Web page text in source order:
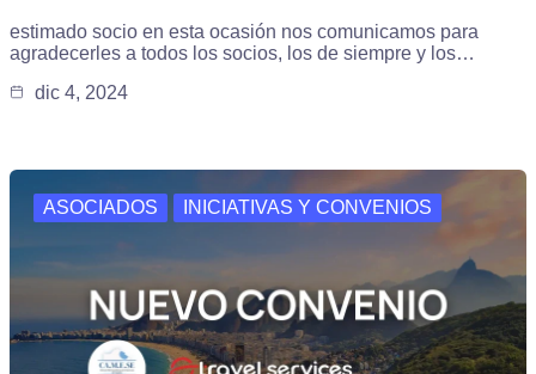
estimado socio en esta ocasión nos comunicamos para
agradecerles a todos los socios, los de siempre y los…
dic 4, 2024
ASOCIADOS INICIATIVAS Y CONVENIOS